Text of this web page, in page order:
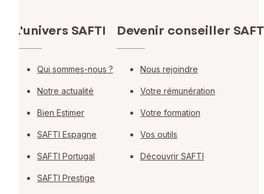
L'univers SAFTI
Qui sommes-nous ?
Notre actualité
Bien Estimer
SAFTI Espagne
SAFTI Portugal
SAFTI Prestige
Devenir conseiller
Nous rejoindre
Votre rémunération
Votre formation
Vos outils
Découvrir SAFTI